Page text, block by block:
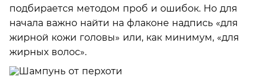
подбирается методом проб и ошибок. Но для
начала важно найти на флаконе надпись «для
жирной кожи головы» или, как минимум, «для
жирных волос».